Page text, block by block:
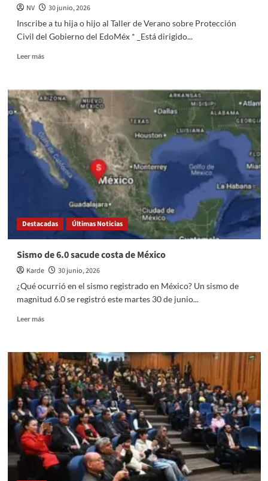
NV
30 junio, 2026
Inscribe a tu hija o hijo al Taller de Verano sobre Protección
Civil del Gobierno del EdoMéx * _Está dirigido...
Leer másRead
Inscribe
a
tu
hija
o
hijo
al
Taller
de
Verano
Protección
Civil
del
EdoMéx
Destacadas Últimas Noticias
Sismo de 6.0 sacude costa de México
Karde
30 junio, 2026
¿Qué ocurrió en el sismo registrado en México? Un sismo de
magnitud 6.0 se registró este martes 30 de junio...
Leer másRead
Sismo
de
6.0
sacude
costa
de
México